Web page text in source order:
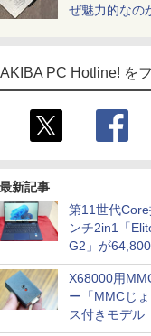
ぜ魅力的なの
AKIBA PC Hotline! を
最新記事
第11世代
ンチ2in1「
G2」が64,800
中古PCセール
X68000用
ー「MMCじ
ス付きモデル